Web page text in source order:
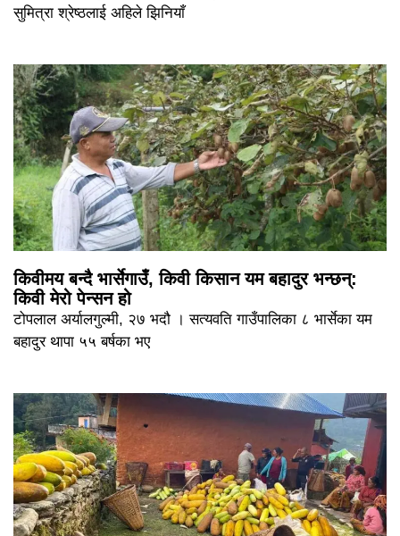
सुमित्रा श्रेष्ठलाई अहिले झिनियाँ
किवीमय बन्दै भार्सेगाउँ, किवी किसान यम बहादुर भन्छन्:
किवी मेरो पेन्सन हो
टोपलाल अर्यालगुल्मी, २७ भदौ । सत्यवति गाउँपालिका ८ भार्सेका यम
बहादुर थापा ५५ बर्षका भए